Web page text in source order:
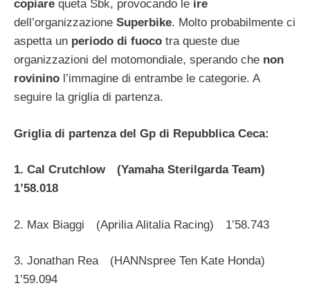
copiare queta Sbk, provocando le ire
dell’organizzazione Superbike. Molto probabilmente ci
aspetta un periodo di fuoco tra queste due
organizzazioni del motomondiale, sperando che non
rovinino l’immagine di entrambe le categorie. A
seguire la griglia di partenza.
Griglia di partenza del Gp di Repubblica Ceca:
1. Cal Crutchlow (Yamaha Sterilgarda Team)
1’58.018
2. Max Biaggi (Aprilia Alitalia Racing) 1’58.743
3. Jonathan Rea (HANNspree Ten Kate Honda)
1’59.094